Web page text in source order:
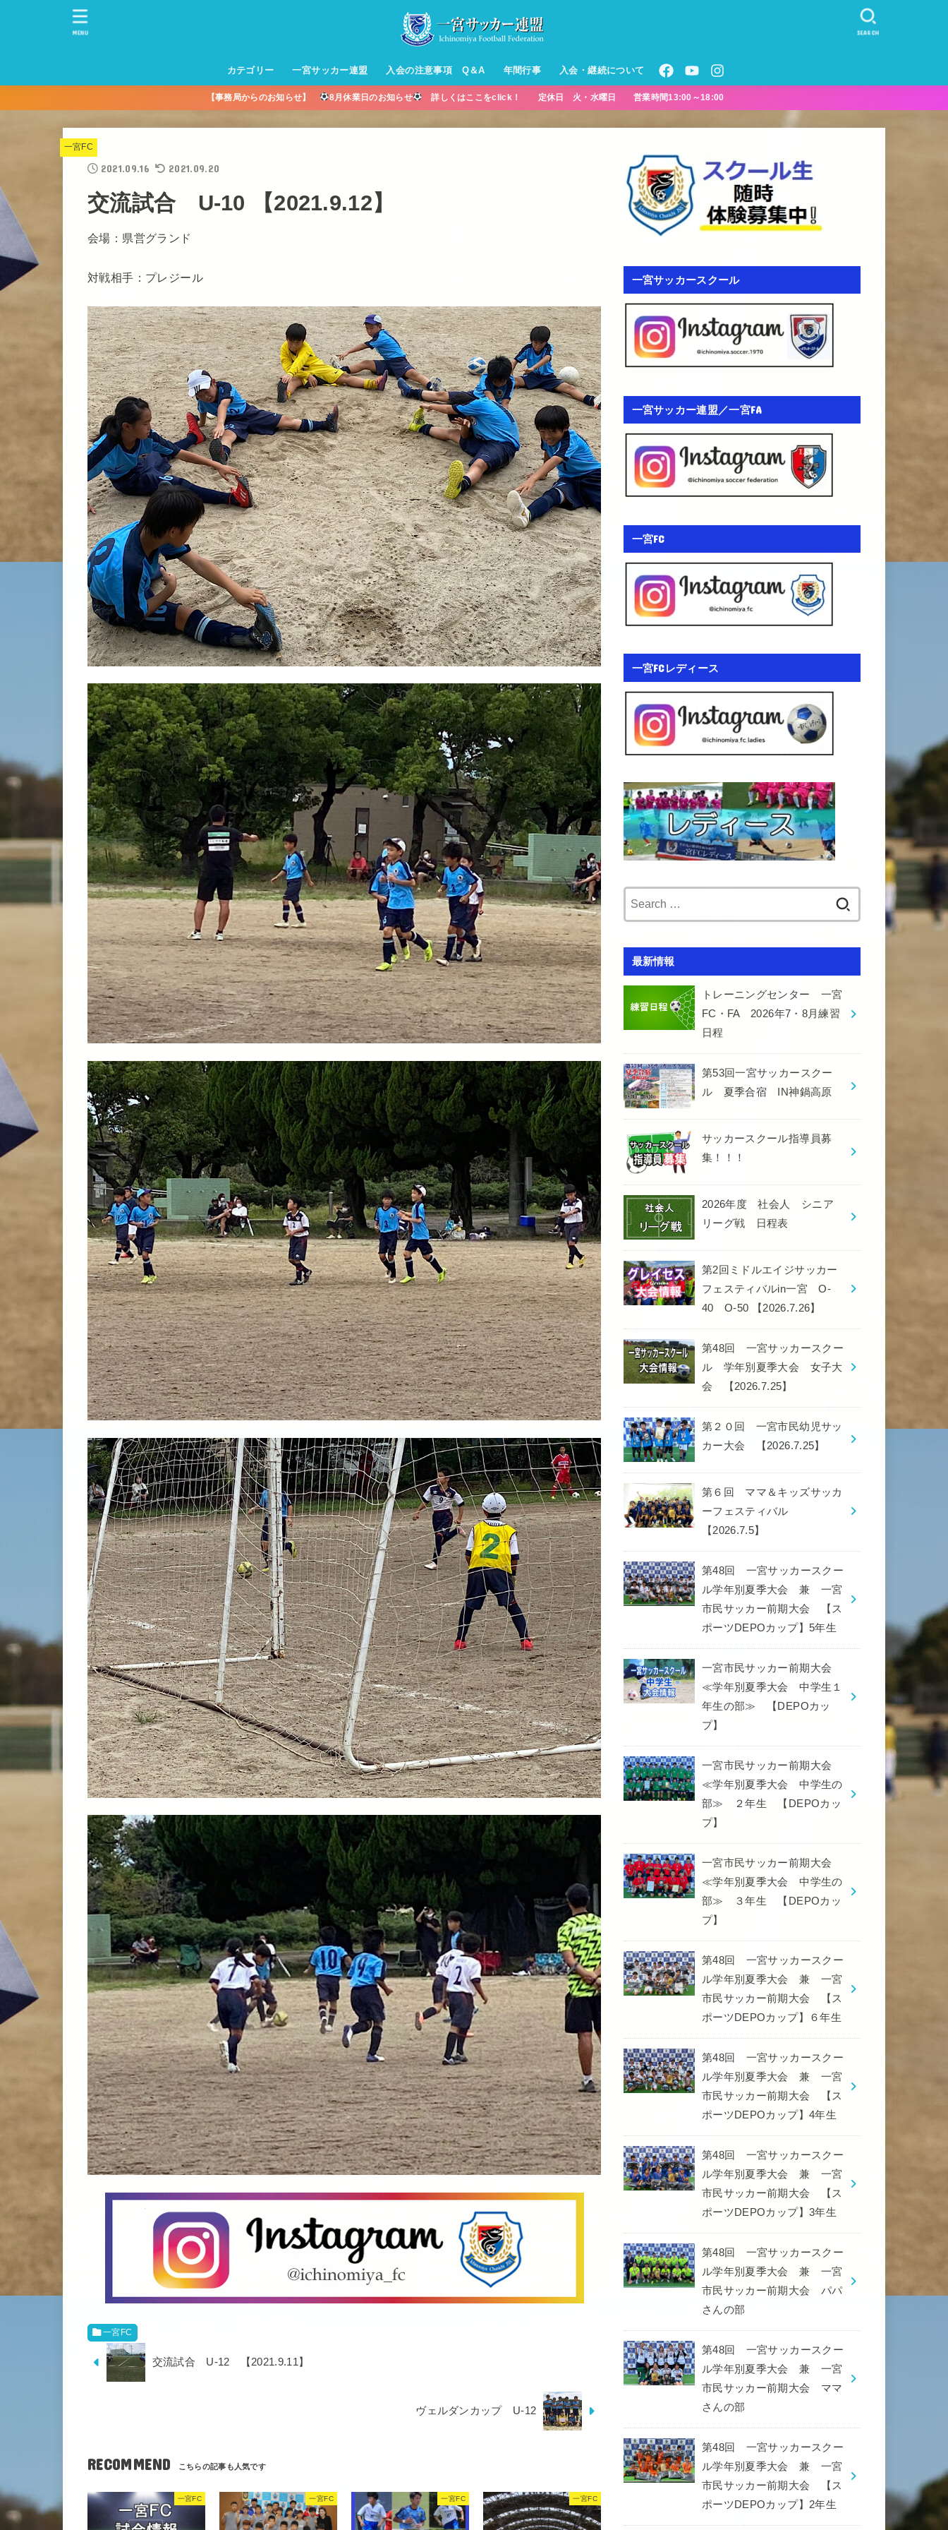
カテゴリー
一宮サッカースクール【小学生】
トレーニングセンター【小学生】
一宮FA
一宮FC
一宮ＦＣレディース
一宮サッカースクール【中学生】
中学生練習
一宮ＦＣＪＹ【中学生男子】
一宮ＦＣＪYレディース【中学生
女子】
幼児トレセン【年長・年中・年
少】
パパさんママさん
親子の部
社会人の部
コルボス 【シニア】
フットサル
コルボスリーグ
グレイセス
一宮サッカー連盟 入会の注意事項 Q＆A 年間行事 入会・継続について
SEARCH
MENU
【事務局からのお知らせ】 8月休業日のお知らせ 詳しくはここをclick！ 定休日 火・水曜日 営業時間13:00～18:00
一宮FC
2021.09.16 2021.09.20
交流試合 U-10 【2021.9.12】
会場：県営グランド
対戦相手：プレジール
一宮FC
交流試合 U-12 【2021.9.11】
ヴェルダンカップ U-12
RECOMMEND
一宮FC 一宮FC 一宮FC 一宮FC
一宮サッカースクール
一宮サッカー連盟／一宮FA
一宮FC
一宮FCレディース
最新情報
トレーニングセンター 一宮
FC・FA 2026年7・8月練習
日程
第53回一宮サッカースクー
ル 夏季合宿 IN神鍋高原
サッカースクール指導員募
集！！！
2026年度 社会人 シニア
リーグ戦 日程表
第2回ミドルエイジサッカー
フェスティバルin一宮 O-
40 O-50 【2026.7.26】
第48回 一宮サッカースクー
ル 学年別夏季大会 女子大
会 【2026.7.25】
第２０回 一宮市民幼児サッ
カー大会 【2026.7.25】
第６回 ママ＆キッズサッカ
ーフェスティバル
【2026.7.5】
第48回 一宮サッカースクー
ル学年別夏季大会 兼 一宮
市民サッカー前期大会 【ス
ポーツDEPOカップ】5年生
一宮市民サッカー前期大会
≪学年別夏季大会 中学生１
年生の部≫ 【DEPOカッ
プ】
一宮市民サッカー前期大会
≪学年別夏季大会 中学生の
部≫ ２年生 【DEPOカッ
プ】
一宮市民サッカー前期大会
≪学年別夏季大会 中学生の
部≫ ３年生 【DEPOカッ
プ】
第48回 一宮サッカースクー
ル学年別夏季大会 兼 一宮
市民サッカー前期大会 【ス
ポーツDEPOカップ】６年生
第48回 一宮サッカースクー
ル学年別夏季大会 兼 一宮
市民サッカー前期大会 【ス
ポーツDEPOカップ】4年生
第48回 一宮サッカースクー
ル学年別夏季大会 兼 一宮
市民サッカー前期大会 【ス
ポーツDEPOカップ】3年生
第48回 一宮サッカースクー
ル学年別夏季大会 兼 一宮
市民サッカー前期大会 パパ
さんの部
第48回 一宮サッカースクー
ル学年別夏季大会 兼 一宮
市民サッカー前期大会 ママ
さんの部
第48回 一宮サッカースクー
ル学年別夏季大会 兼 一宮
市民サッカー前期大会 【ス
ポーツDEPOカップ】2年生